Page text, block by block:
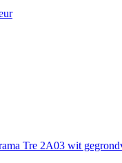
Tre 2A03 wit